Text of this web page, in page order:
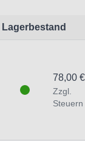
Lagerbestand
78,00 €
Zzgl.
Steuern